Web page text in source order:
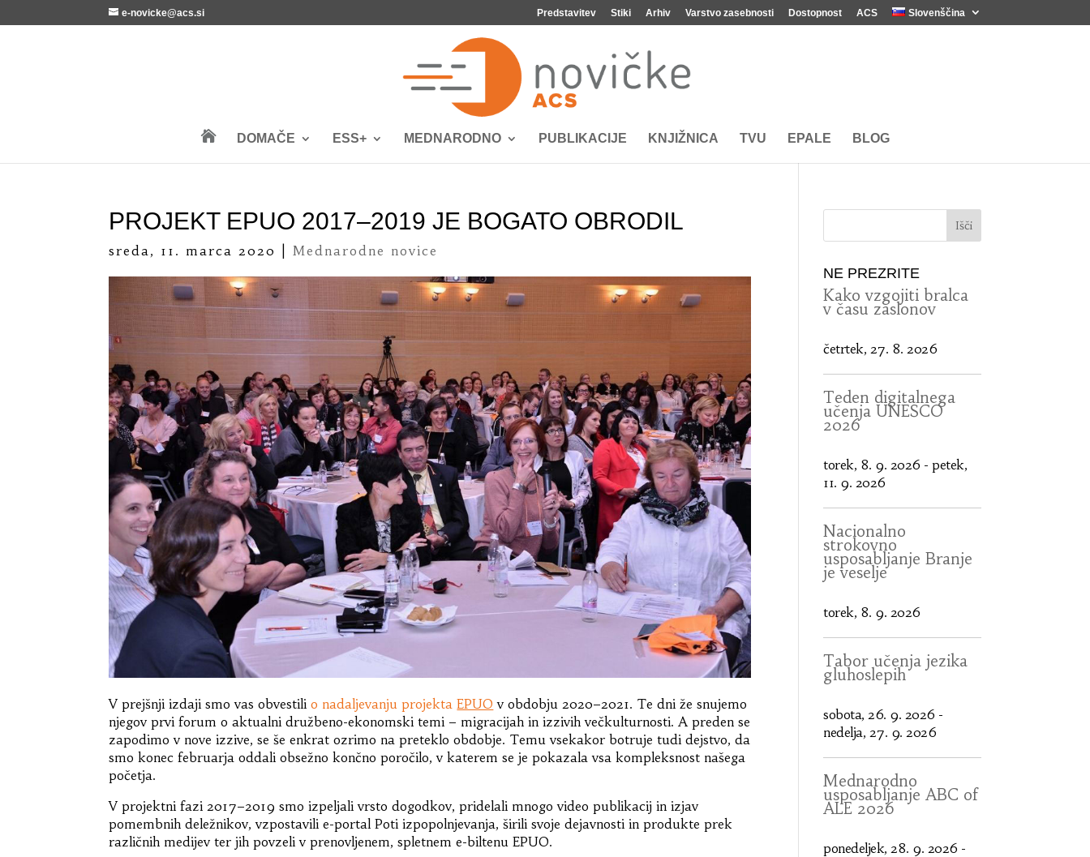
e-novicke@acs.si Predstavitev Stiki Arhiv Varstvo zasebnosti Dostopnost ACS Slovenščina
 DOMAČE ESS+ MEDNARODNO PUBLIKACIJE KNJIŽNICA TVU EPALE BLOG
PROJEKT EPUO 2017–2019 JE BOGATO OBRODIL
sreda, 11. marca 2020 |Mednarodne novice
V prejšnji izdaji smo vas obvestilio nadaljevanju projektaEPUO v obdobju 2020–2021. Te dni že snujemo
njegov prvi forum o aktualni družbeno-ekonomski temi – migracijah in izzivih večkulturnosti. A preden se
zapodimo v nove izzive, se še enkrat ozrimo na preteklo obdobje. Temu vsekakor botruje tudi dejstvo, da
smo konec februarja oddali obsežno končno poročilo, v katerem se je pokazala vsa kompleksnost našega
početja.
V projektni fazi 2017–2019 smo izpeljali vrsto dogodkov, pridelali mnogo video publikacij in izjav
pomembnih deležnikov, vzpostavili e-portal Poti izpopolnjevanja, širili svoje dejavnosti in produkte prek
različnih medijev ter jih povzeli v prenovljenem, spletnem e-biltenu EPUO.
NE PREZRITE
Kako vzgojiti bralca
v času zaslonov
četrtek, 27. 8. 2026
Teden digitalnega
učenja UNESCO
2026
torek, 8. 9. 2026 -petek,
11. 9. 2026
Nacionalno
strokovno
usposabljanje Branje
je veselje
torek, 8. 9. 2026
Tabor učenja jezika
gluhoslepih
sobota, 26. 9. 2026 -
nedelja, 27. 9. 2026
Mednarodno
usposabljanje ABC of
ALE 2026
ponedeljek, 28. 9. 2026 -